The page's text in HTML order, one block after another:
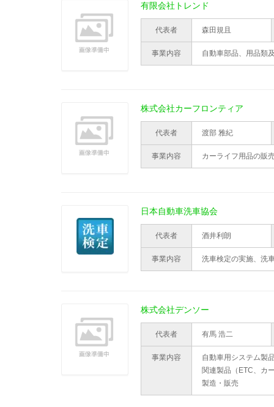
有限会社トレンド
代表者 森田規且
事業内容 自動車部品、用品類
株式会社カーフロンティア
代表者 渡部 雅紀
事業内容 カーライフ用品の販
日本自動車洗車協会
代表者 酒井利朗
事業内容 洗車検定の実施、洗
株式会社デンソー
代表者 有馬 浩二
事業内容
自動車用システム製
関連製品（ETC、カ
製造・販売